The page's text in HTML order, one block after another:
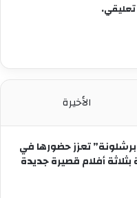
تعليقي.
الأخيرة
تعزز حضورها في
بثلاثة أفلام قصيرة جديدة